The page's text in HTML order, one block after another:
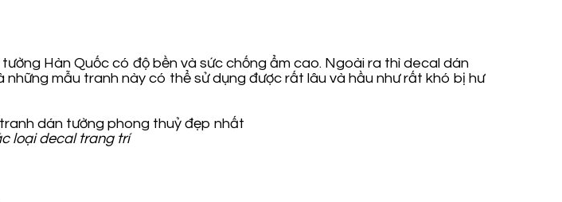
Hàn Quốc có độ bền và sức chống ẩm cao. Ngoài ra thì decal dán
mẫu tranh này có thể sử dụng được rất lâu và hầu như rất khó bị hư
loại decal trang trí